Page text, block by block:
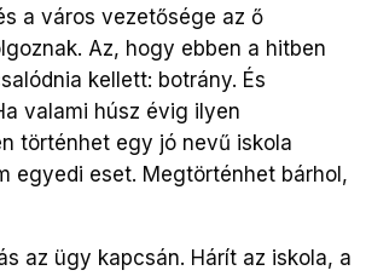
a város vezetősége az ő
Az, hogy ebben a hitben
kellett: botrány. És
valami húsz évig ilyen
történhet egy jó nevű iskola
egyedi eset. Megtörténhet bárhol,
az ügy kapcsán. Hárít az iskola, a